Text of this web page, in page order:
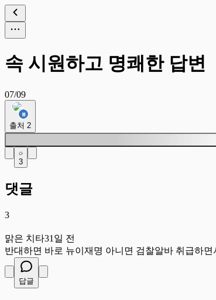
속 시원하고 명쾌한 답변
07/09
출처 2
3
댓글
3
맑은 치타31일 전
반대하면 바로 뉴이재명 아니면 검찰알바 취급하
답글